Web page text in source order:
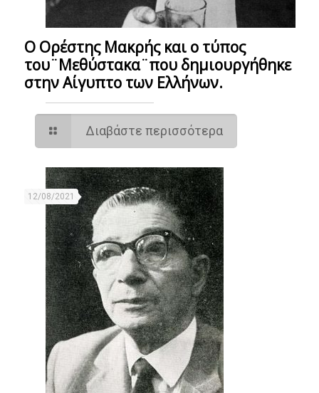
Ο Ορέστης Μακρής και ο τύπος
του¨Μεθύστακα¨που δημιουργήθηκε
στην Αίγυπτο των Ελλήνων.
Διαβάστε περισσότερα
12/08/2021